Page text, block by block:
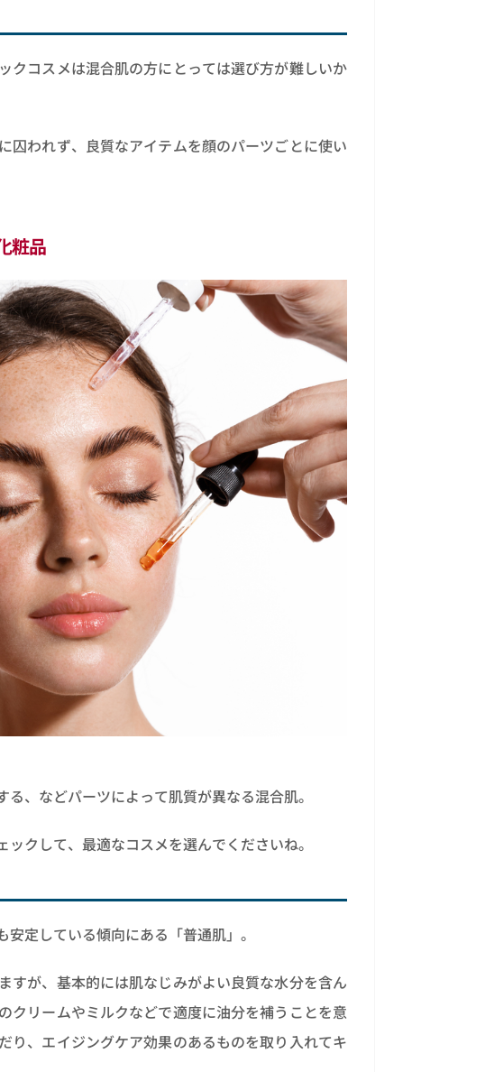
クコスメは混合肌の方にとっては選び方が難しいか
囚われず、良質なアイテムを顔のパーツごとに使い
粧品
、などパーツによって肌質が異なる混合肌。
クして、最適なコスメを選んでくださいね。
定している傾向にある「普通肌」。
すが、基本的には肌なじみがよい良質な水分を含ん
クリームやミルクなどで適度に油分を補うことを意
り、エイジングケア効果のあるものを取り入れてキ